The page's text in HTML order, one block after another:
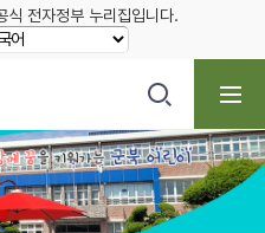
식 전자정부 누리집입니다.